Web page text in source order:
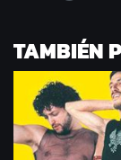
TAMBIÉN